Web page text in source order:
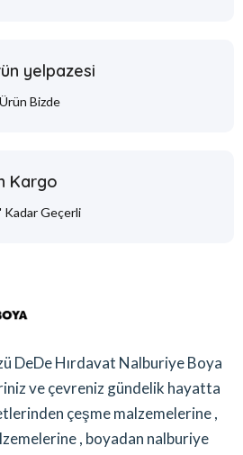
yelpazesi
Bizde
Kargo
Kadar Geçerli
DeDe Hırdavat Nalburiye Boya
ve çevreniz gündelik hayatta
çeşme malzemelerine ,
, boyadan nalburiye